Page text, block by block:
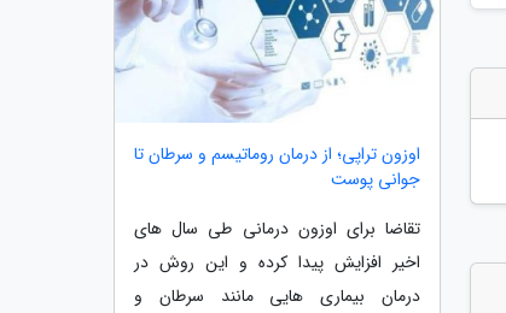
اوزون تراپی؛ از درمان روماتیسم و سرطان تا
جوانی پوست
تقاضا برای اوزون درمانی طی سال های
اخیر افزایش پیدا کرده و این روش در
درمان بیماری هایی مانند سرطان و